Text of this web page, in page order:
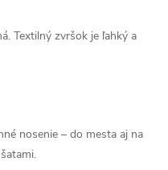
Textilný zvršok je ľahký a
nosenie – do mesta aj na